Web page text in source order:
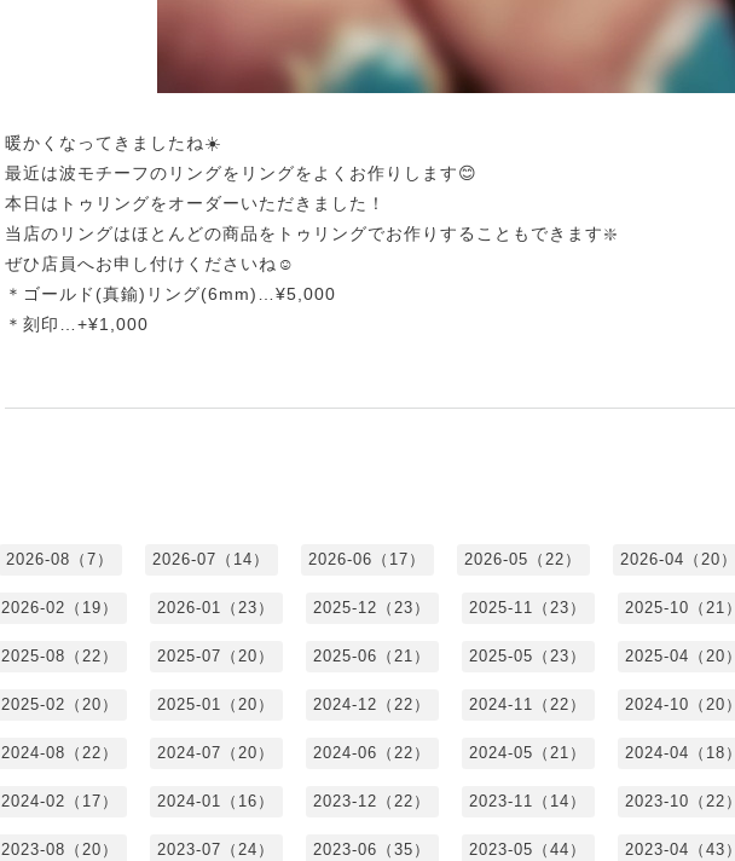
暖かくなってきましたね☀️
最近は波モチーフのリングをリングをよくお作りします😊
本日はトゥリングをオーダーいただきました！
当店のリングはほとんどの商品をトゥリングでお作りすることもできます❇️
ぜひ店員へお申し付けくださいね☺️
＊ゴールド(真鍮)リング(6mm)…¥5,000
＊刻印…+¥1,000
2026-08（7） 2026-07（14） 2026-06（17） 2026-05（22） 2026-04（20）
2026-02（19） 2026-01（23） 2025-12（23） 2025-11（23） 2025-10（21）
2025-08（22） 2025-07（20） 2025-06（21） 2025-05（23） 2025-04（20）
2025-02（20） 2025-01（20） 2024-12（22） 2024-11（22） 2024-10（20）
2024-08（22） 2024-07（20） 2024-06（22） 2024-05（21） 2024-04（18）
2024-02（17） 2024-01（16） 2023-12（22） 2023-11（14） 2023-10（22）
2023-08（20） 2023-07（24） 2023-06（35） 2023-05（44） 2023-04（43）